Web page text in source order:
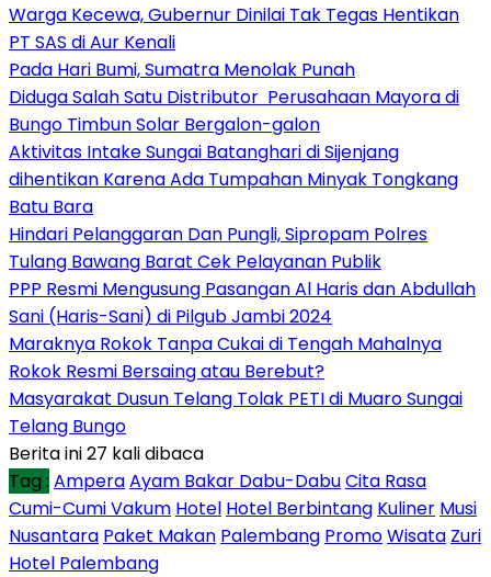
Warga Kecewa, Gubernur Dinilai Tak Tegas Hentikan
PT SAS di Aur Kenali
Pada Hari Bumi, Sumatra Menolak Punah
Diduga Salah Satu Distributor Perusahaan Mayora di
Bungo Timbun Solar Bergalon-galon
Aktivitas Intake Sungai Batanghari di Sijenjang
dihentikan Karena Ada Tumpahan Minyak Tongkang
Batu Bara
Hindari Pelanggaran Dan Pungli, Sipropam Polres
Tulang Bawang Barat Cek Pelayanan Publik
PPP Resmi Mengusung Pasangan Al Haris dan Abdullah
Sani (Haris-Sani) di Pilgub Jambi 2024
Maraknya Rokok Tanpa Cukai di Tengah Mahalnya
Rokok Resmi Bersaing atau Berebut?
Masyarakat Dusun Telang Tolak PETI di Muaro Sungai
Telang Bungo
Berita ini 27 kali dibaca
Tag : AmperaAyam Bakar Dabu-DabuCita Rasa
Cumi-Cumi Vakum Hotel Hotel Berbintang Kuliner Musi
Nusantara Paket Makan Palembang PromoWisata Zuri
Hotel Palembang